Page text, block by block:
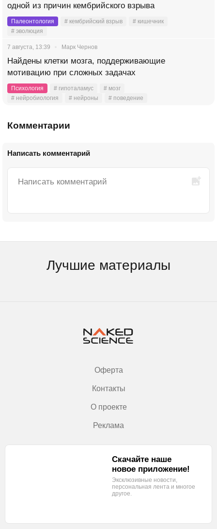
одной из причин кембрийского взрыва
Палеонтология # кембрийский взрыв
# кишечник
# эволюция
7 августа, 13:39 Марк Чернов
Найдены клетки мозга, поддерживающие
мотивацию при сложных задачах
Психология # гипоталамус
# мозг
# нейробиология
# нейроны # поведение
Комментарии
Написать комментарий
Лучшие материалы
Оферта
Контакты
О проекте
Реклама
Скачайте наше
новое приложение!
Эксклюзивные новости,
персональная лента и многое
другое.